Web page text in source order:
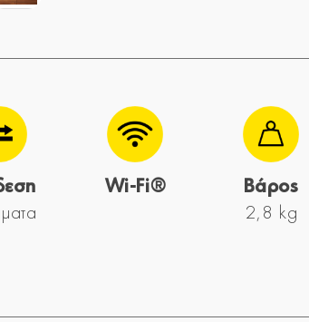
Wi-Fi®
Βάρος
2,8 kg